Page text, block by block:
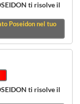
ti risolve il
Poseidon nel tuo
ti risolve il